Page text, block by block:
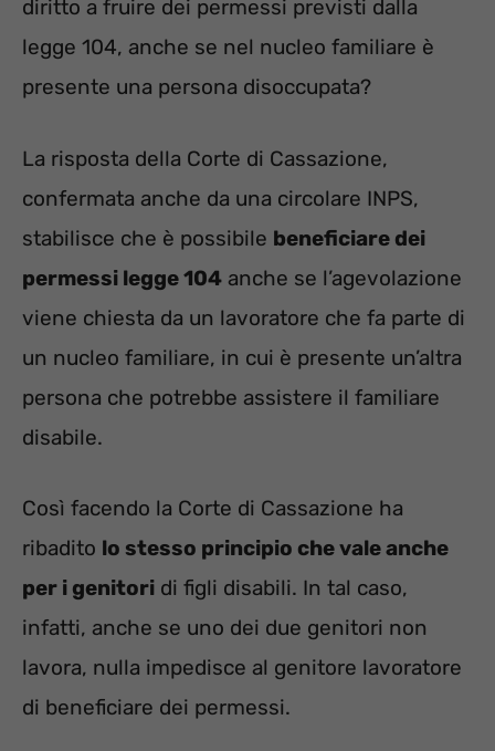
diritto a fruire dei permessi previsti dalla
legge 104, anche se nel nucleo familiare è
presente una persona disoccupata?
La risposta della Corte di Cassazione,
confermata anche da una circolare INPS,
stabilisce che è possibile beneficiare dei
permessi legge 104 anche se l’agevolazione
viene chiesta da un lavoratore che fa parte di
un nucleo familiare, in cui è presente un’altra
persona che potrebbe assistere il familiare
disabile.
Così facendo la Corte di Cassazione ha
ribadito lo stesso principio che vale anche
per i genitori di figli disabili. In tal caso,
infatti, anche se uno dei due genitori non
lavora, nulla impedisce al genitore lavoratore
di beneficiare dei permessi.